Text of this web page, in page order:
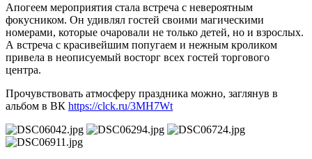
Апогеем мероприятия стала встреча с невероятным
фокусником. Он удивлял гостей своими магическими
номерами, которые очаровали не только детей, но и взрослых.
А встреча с красивейшим попугаем и нежным кроликом
привела в неописуемый восторг всех гостей торгового
центра.
Прочувствовать атмосферу праздника можно, заглянув в
альбом в ВК https://clck.ru/3MH7Wt